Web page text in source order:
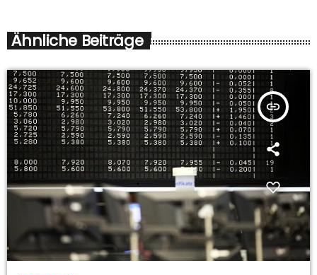
Ähnliche Beiträge
insert_link